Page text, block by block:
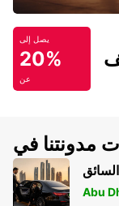
يصل إلى
20%
عن
مدونتنا في
Abu